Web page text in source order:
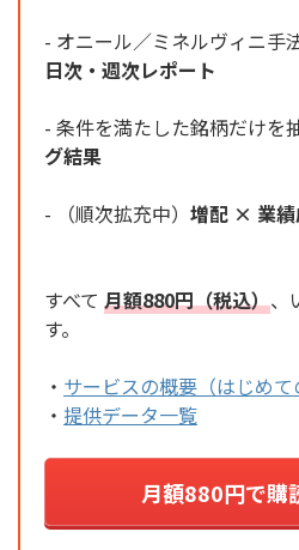
- オニール／ミネルヴィニ手
日次・週次レポート
- 条件を満たした銘柄だけを
グ結果
- （順次拡充中） 増配 × 業績
すべて 月額880円（税込）、
す。
・ サービスの概要（はじめて
・ 提供データ一覧
月額880円で購